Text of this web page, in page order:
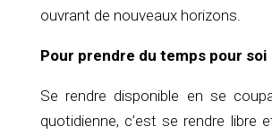
ouvrant de nouveaux horizons.
Pour prendre du temps pour soi
Se rendre disponible en se
quotidienne, c’est se rendre libre